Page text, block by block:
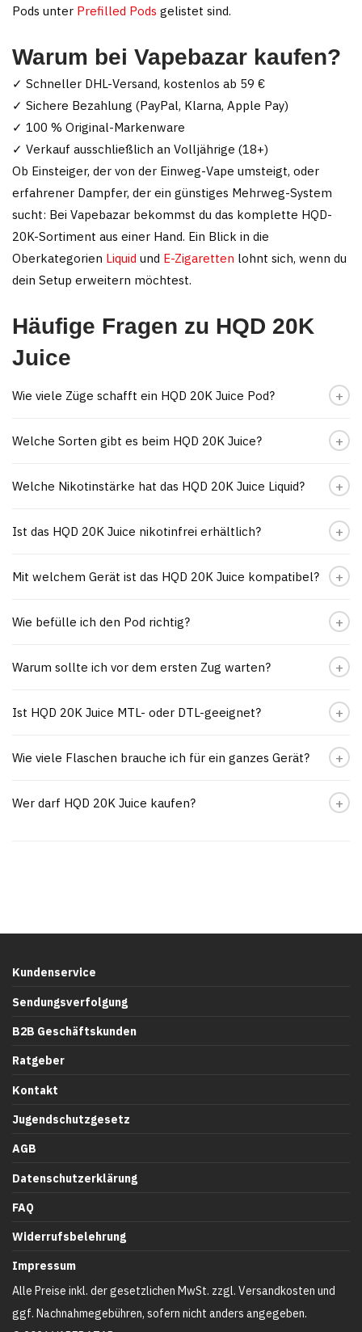
Pods unter Prefilled Pods gelistet sind.
Warum bei Vapebazar kaufen?
✓ Schneller DHL-Versand, kostenlos ab 59 €
✓ Sichere Bezahlung (PayPal, Klarna, Apple Pay)
✓ 100 % Original-Markenware
✓ Verkauf ausschließlich an Volljährige (18+)
Ob Einsteiger, der von der Einweg-Vape umsteigt, oder
erfahrener Dampfer, der ein günstiges Mehrweg-System
sucht: Bei Vapebazar bekommst du das komplette HQD-
20K-Sortiment aus einer Hand. Ein Blick in die
Oberkategorien Liquid und E-Zigaretten lohnt sich, wenn du
dein Setup erweitern möchtest.
Häufige Fragen zu HQD 20K
Juice
Wie viele Züge schafft ein HQD 20K Juice Pod?
Welche Sorten gibt es beim HQD 20K Juice?
Welche Nikotinstärke hat das HQD 20K Juice Liquid?
Ist das HQD 20K Juice nikotinfrei erhältlich?
Mit welchem Gerät ist das HQD 20K Juice kompatibel?
Wie befülle ich den Pod richtig?
Warum sollte ich vor dem ersten Zug warten?
Ist HQD 20K Juice MTL- oder DTL-geeignet?
Wie viele Flaschen brauche ich für ein ganzes Gerät?
Wer darf HQD 20K Juice kaufen?
Kundenservice
Sendungsverfolgung
B2B Geschäftskunden
Ratgeber
Kontakt
Jugendschutzgesetz
AGB
Datenschutzerklärung
FAQ
Widerrufsbelehrung
Impressum
Alle Preise inkl. der gesetzlichen MwSt. zzgl. Versandkosten und
ggf. Nachnahmegebühren, sofern nicht anders angegeben.